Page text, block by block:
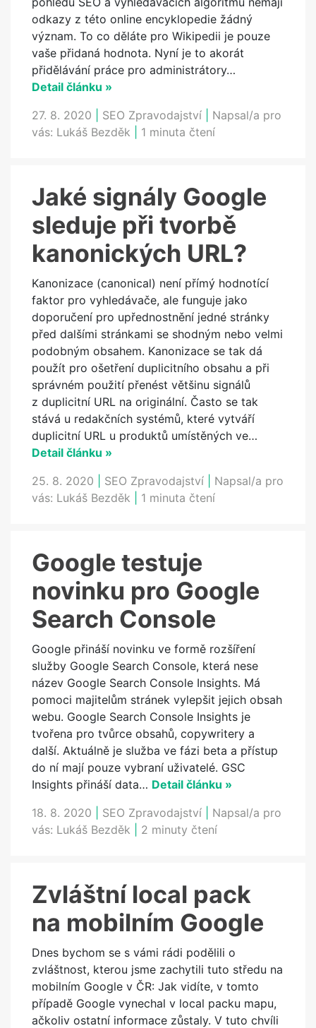
odkazy z této online encyklopedie žádný
význam. To co děláte pro Wikipedii je pouze
vaše přidaná hodnota. Nyní je to akorát
přidělávání práce pro administrátory…
Detail článku »
27. 8. 2020
SEO Zpravodajství
Napsal/a pro
vás: Lukáš Bezděk 1 minuta čtení
Jaké signály Google
sleduje při tvorbě
kanonických URL?
Kanonizace (canonical) není přímý hodnotící
faktor pro vyhledávače, ale funguje jako
doporučení pro upřednostnění jedné stránky
před dalšími stránkami se shodným nebo velmi
podobným obsahem. Kanonizace se tak dá
použít pro ošetření duplicitního obsahu a při
správném použití přenést většinu signálů
z duplicitní URL na originální. Často se tak
stává u redakčních systémů, které vytváří
duplicitní URL u produktů umístěných ve…
Detail článku »
25. 8. 2020
SEO Zpravodajství
Napsal/a pro
vás: Lukáš Bezděk 1 minuta čtení
Google testuje
novinku pro Google
Search Console
Google přináší novinku ve formě rozšíření
služby Google Search Console, která nese
název Google Search Console Insights. Má
pomoci majitelům stránek vylepšit jejich obsah
webu. Google Search Console Insights je
tvořena pro tvůrce obsahů, copywritery a
další. Aktuálně je služba ve fázi beta a přístup
do ní mají pouze vybraní uživatelé. GSC
Insights přináší data… Detail článku »
18. 8. 2020
SEO Zpravodajství
Napsal/a pro
vás: Lukáš Bezděk 2 minuty čtení
Zvláštní local pack
na mobilním Google
Dnes bychom se s vámi rádi podělili o
zvláštnost, kterou jsme zachytili tuto středu na
mobilním Google v ČR: Jak vidíte, v tomto
případě Google vynechal v local packu mapu,
ačkoliv ostatní informace zůstaly. V tuto chvíli